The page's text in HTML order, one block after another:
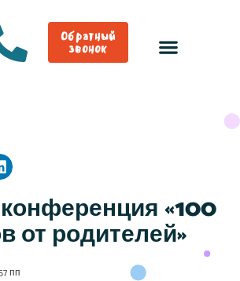
Обратный
звонок
«100
от родителей»
пп